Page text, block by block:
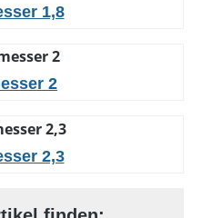
1,8
2
2,3